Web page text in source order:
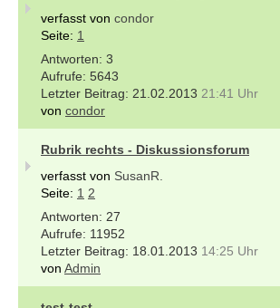
verfasst von condor
Seite: 1
3
5643
21.02.2013 21:41 Uhr
von condor
Rubrik rechts - Diskussionsforum
verfasst von SusanR.
Seite: 1 2
27
11952
18.01.2013 14:25 Uhr
von Admin